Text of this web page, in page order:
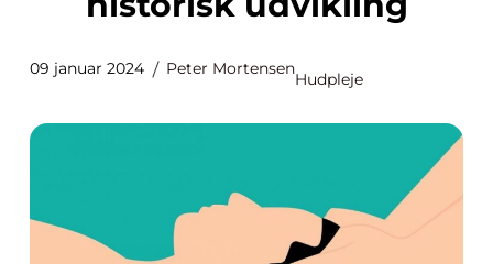
09 januar 2024 Peter Mortensen
Hudpleje